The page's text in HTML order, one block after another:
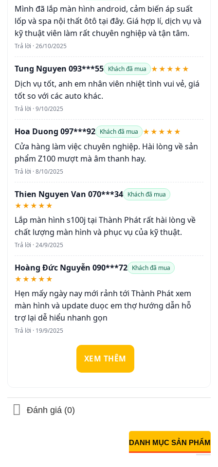
Mình đã lắp màn hình android, cảm biến áp suất
lốp và spa nội thất ôtô tại đây. Giá hợp lí, dịch vụ và
kỹ thuật viên làm rất chuyên nghiệp và tận tâm.
Trả lời · 26/10/2025
Tung Nguyen 093***55 Khách đã mua ★★★★★
Dịch vụ tốt, anh em nhân viên nhiệt tình vui vẻ, giá
tốt so với các auto khác.
Trả lời · 9/10/2025
Hoa Duong 097***92 Khách đã mua ★★★★★
Cửa hàng làm việc chuyên nghiệp. Hài lòng về sản
phẩm Z100 mượt mà âm thanh hay.
Trả lời · 8/10/2025
Thien Nguyen Van 070***34 Khách đã mua
★★★★★
Lắp màn hình s100j tại Thành Phát rất hài lòng về
chất lượng màn hình và phục vụ của kỹ thuật.
Trả lời · 24/9/2025
Hoàng Đức Nguyễn 090***72 Khách đã mua
★★★★★
Hẹn mấy ngày nay mới rảnh tới Thành Phát xem
màn hình và update duọc em thợ hướng dẫn hỗ
trợ lại dễ hiểu nhanh gọn
Trả lời · 19/9/2025
XEM THÊM
Đánh giá (0)
DANH MỤC SẢN PHẨM